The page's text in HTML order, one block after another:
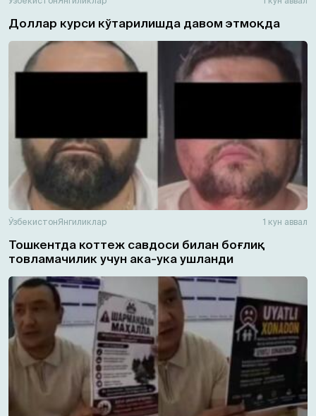
Доллар курси кўтарилишда давом этмоқда
ЎзбекистонЯнгиликлар 1 кун аввал
Тошкентда коттеж савдоси билан боғлиқ
товламачилик учун ака-ука ушланди